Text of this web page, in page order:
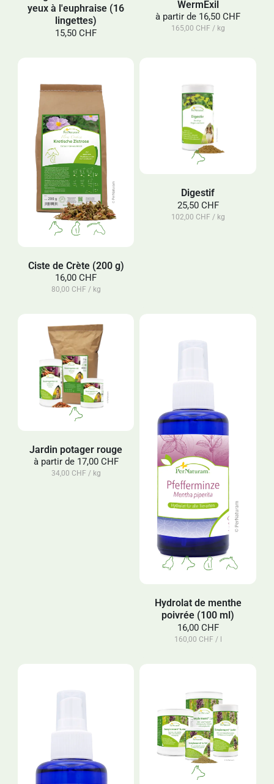
yeux à l'euphraise (16
lingettes)
15,50 CHF
WermExil
à partir de 16,50 CHF
165,00 CHF / kg
Ciste de Crète (200 g)
16,00 CHF
80,00 CHF / kg
Digestif
25,50 CHF
102,00 CHF / kg
Jardin potager rouge
à partir de17,00 CHF
34,00 CHF / kg
Hydrolat de menthe
poivrée (100 ml)
16,00 CHF
160,00 CHF / l